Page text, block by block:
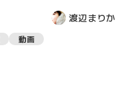
渡辺まりか
動画